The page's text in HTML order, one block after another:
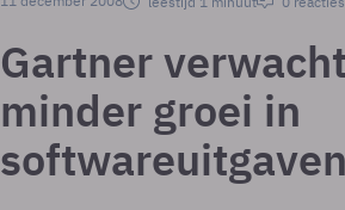
Gartner
minder groei in
softwareuitgaven